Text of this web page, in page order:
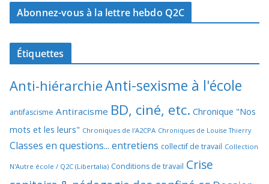
Abonnez-vous à la lettre hebdo Q2C
Étiquettes
Anti-hiérarchieAnti-sexisme à l'école
antifascisme Antiracisme BD, ciné, etc. Chronique "Nos
mots et les leurs" Chroniques de l'A2CPA Chroniques de Louise Thierry
Classes en questions... entretiens collectif de travail Collection
N'Autre école / Q2C (Libertalia) Conditions de travail Crise